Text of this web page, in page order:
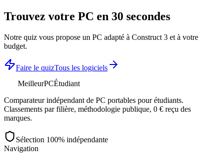
Trouvez votre PC en 30 secondes
Notre quiz vous propose un PC adapté à Construct 3 et à votre
budget.
Faire le quizTous les logiciels
MeilleurPCÉtudiant
Comparateur indépendant de PC portables pour étudiants.
Classements par filière, méthodologie publique, 0 € reçu des
marques.
Sélection 100% indépendante
Navigation